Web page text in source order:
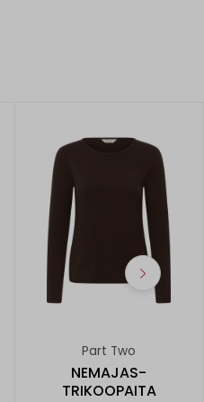
Part Two
NEMAJAS-
TRIKOOPAITA